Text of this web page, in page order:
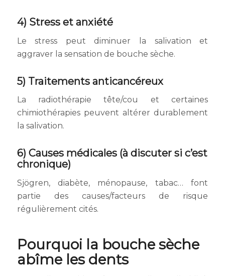
4) Stress et anxiété
Le stress peut diminuer la salivation et
aggraver la sensation de bouche sèche.
5) Traitements anticancéreux
La radiothérapie tête/cou et certaines
chimiothérapies peuvent altérer durablement
la salivation.
6) Causes médicales (à discuter si c’est
chronique)
Sjögren, diabète, ménopause, tabac… font
partie des causes/facteurs de risque
régulièrement cités.
Pourquoi la bouche sèche
abîme les dents